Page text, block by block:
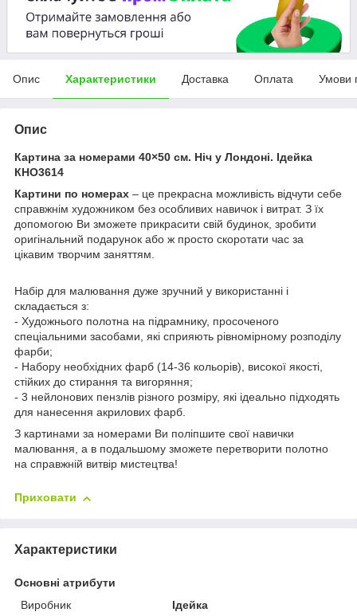
Опис Характеристики Доставка Оплата Умови
Опис
Картина за номерами 40×50 см. Ніч у Лондоні. Ідейка
КНО3614
Картини по номерах – це прекрасна можливість відчути себе
справжнім художником без особливих навичок і витрат. З їх
допомогою Ви зможете прикрасити свій будинок, зробити
оригінальний подарунок або ж просто скоротати час за
цікавим творчим заняттям.
Набір для малювання дуже зручний у використанні і
складається з:
- Художнього полотна на підрамнику, просоченого
спеціальними засобами, які сприяють рівномірному розподілу
фарби;
- Набору необхідних фарб (14-36 кольорів), високої якості,
стійких до стирання та вигоряння;
- 3 нейлонових пензлів різного розміру, які ідеально підходять
для нанесення акрилових фарб.
З картинами за номерами Ви поліпшите свої навички
малювання, а в подальшому зможете перетворити полотно
на справжній витвір мистецтва!
Приховати
Характеристики
Основні атрибути
Виробник
Ідейка